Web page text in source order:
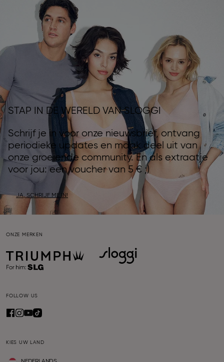
STAP IN DE WERELD VAN SLOGGI
Schrijf je in voor onze nieuwsbrief, ontvang
periodieke updates en maak deel uit van
onze groeiende community. En als extraatje
voor jou: een voucher van 5 € ;)
JA, SCHRIJF ME IN!
ONZE MERKEN
FOLLOW US
KIES UW LAND